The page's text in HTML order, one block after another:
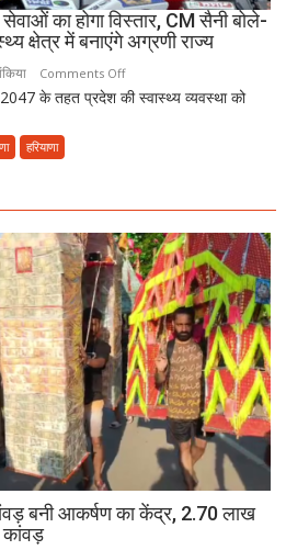
से
सजाई
अनोखी
का होगा विस्तार, CM सैनी बोले-
क्षेत्र में बनाएंगे अग्रणी राज्य
Comments Offon
विजन-2047
होगा
विस्तार,
CM
सैनी
बोले-
2047
तक
हरियाणा
को
स्वास्थ्य
में
के तहत प्रदेश की स्वास्थ्य व्यवस्था को
हरियाणा
बनी आकर्षण का केंद्र, 2.70 लाख
कांवड़